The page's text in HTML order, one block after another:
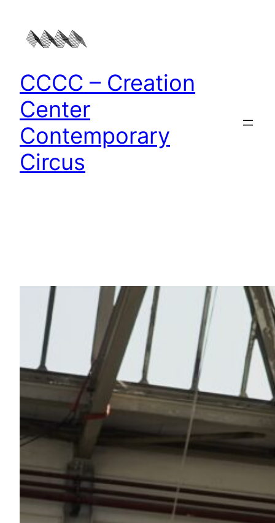
Inhalt
springen
CCCC – Creation
Center
Contemporary
Circus